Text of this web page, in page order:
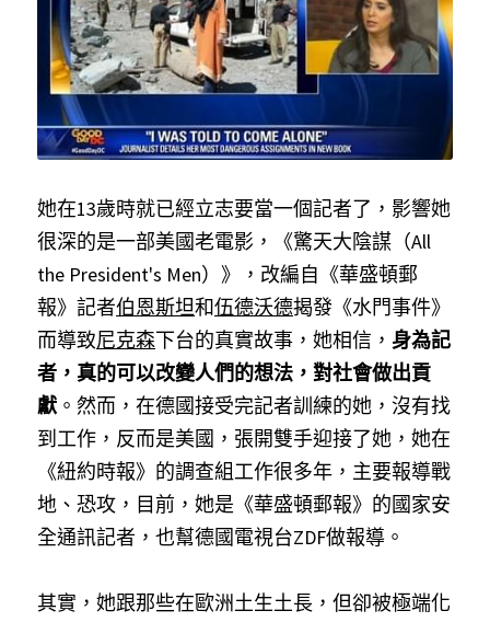
她在13歲時就已經立志要當一個記者了，影響她
很深的是一部美國老電影，《驚天大陰謀（All
the President's Men）》，改編自《華盛頓郵
報》記者伯恩斯坦和伍德沃德揭發《水門事件》
而導致尼克森下台的真實故事，她相信， 身為記
者，真的可以改變人們的想法，對社會做出貢
獻 。然而，在德國接受完記者訓練的她，沒有找
到工作，反而是美國，張開雙手迎接了她，她在
《紐約時報》的調查組工作很多年，主要報導戰
地、恐攻，目前，她是《華盛頓郵報》的國家安
全通訊記者，也幫德國電視台ZDF做報導。
其實，她跟那些在歐洲土生土長，但卻被極端化